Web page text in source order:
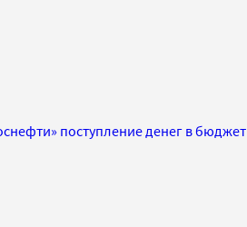
поступление денег в бюджет